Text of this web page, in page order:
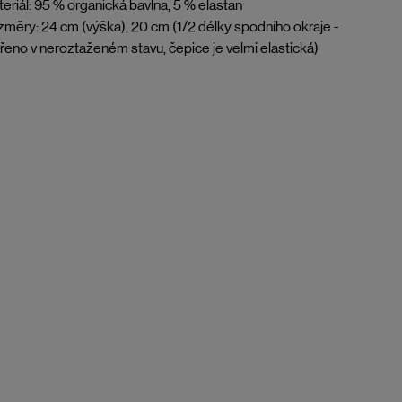
95 % organická bavlna, 5 % elastan
24 cm (výška), 20 cm (1/2 délky spodního okraje -
v neroztaženém stavu, čepice je velmi elastická)